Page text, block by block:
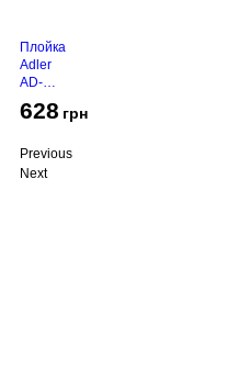
Плойка
Adler
AD-
628 грн
Previous
Next